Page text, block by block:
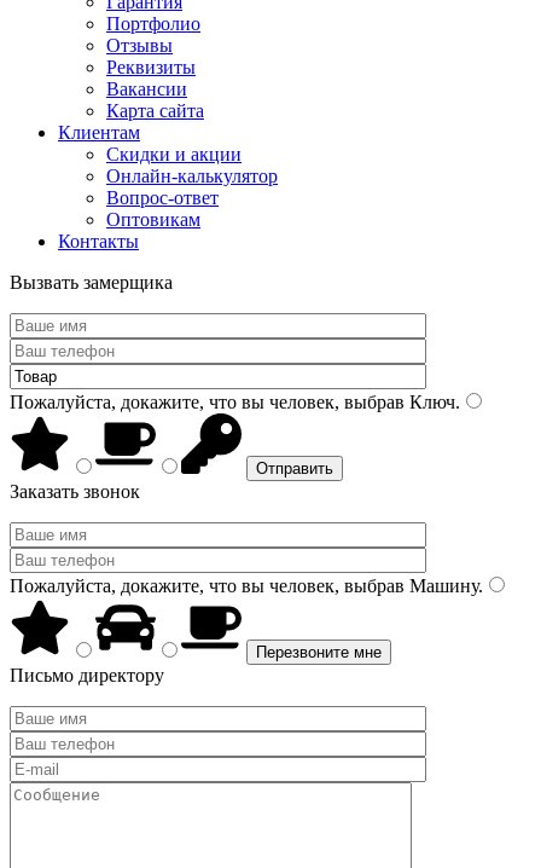
Портфолио
Отзывы
Реквизиты
Вакансии
Карта сайта
Клиентам
Скидки и акции
Онлайн-калькулятор
Вопрос-ответ
Оптовикам
Контакты
Вызвать замерщика
Пожалуйста, докажите, что вы человек, выбрав Ключ.
Заказать звонок
Пожалуйста, докажите, что вы человек, выбрав Машину.
Письмо директору